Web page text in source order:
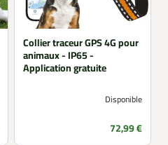
Collier traceur GPS 4G pour
animaux - IP65 -
Application gratuite
Disponible
Prix
72,99 €